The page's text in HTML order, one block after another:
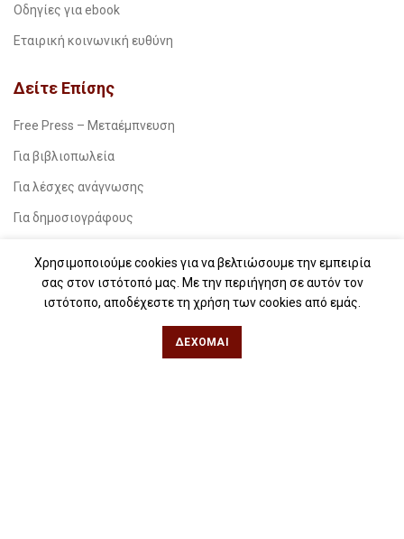
Οδηγίες για ebook
Εταιρική κοινωνική ευθύνη
Δείτε Επίσης
Free Press – Μεταέμπνευση
Για βιβλιοπωλεία
Για λέσχες ανάγνωσης
Για δημοσιογράφους
Για βιβλιοφιλικές ομάδες
Χρησιμοποιούμε cookies για να βελτιώσουμε την εμπειρία
σας στον ιστότοπό μας. Με την περιήγηση σε αυτόν τον
ιστότοπο, αποδέχεστε τη χρήση των cookies από εμάς.
ΔΈΧΟΜΑΙ